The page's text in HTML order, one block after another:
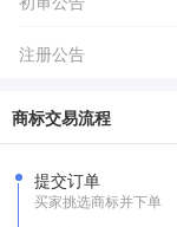
注册公告
商标交易流程
提交订单
买家挑选商标并下单